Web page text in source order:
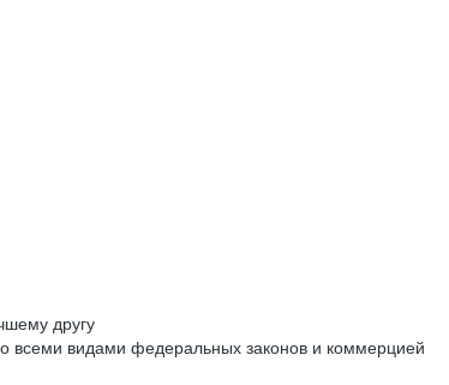
другу
всеми видами федеральных законов и коммерцией